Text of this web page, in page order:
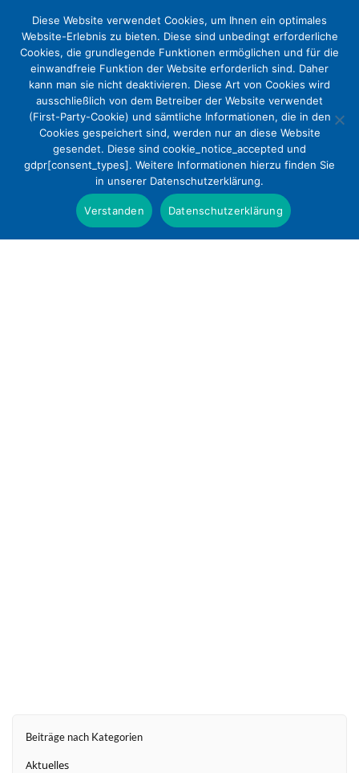
DEKV zur Krankenhausplanung in
Nordrhein-Westfalen: Das
Patientenwohl muss im Mittelpunkt
stehen
Beiträge nach Kategorien
Aktuelles
Diese Website verwendet Cookies, um Ihnen ein optimales
Website-Erlebnis zu bieten. Diese sind unbedingt erforderliche
Cookies, die grundlegende Funktionen ermöglichen und für die
einwandfreie Funktion der Website erforderlich sind. Daher
kann man sie nicht deaktivieren. Diese Art von Cookies wird
ausschließlich von dem Betreiber der Website verwendet
(First-Party-Cookie) und sämtliche Informationen, die in den
Cookies gespeichert sind, werden nur an diese Website
gesendet. Diese sind cookie_notice_accepted und
gdpr[consent_types]. Weitere Informationen hierzu finden Sie
in unserer Datenschutzerklärung.
Verstanden Datenschutzerklärung